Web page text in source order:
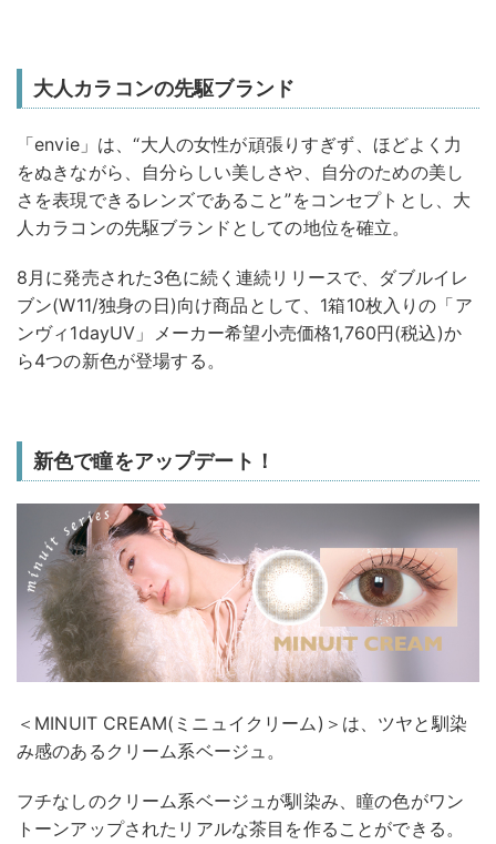
大人カラコンの先駆ブランド
「envie」は、“大人の女性が頑張りすぎず、ほどよく力
をぬきながら、自分らしい美しさや、自分のための美し
さを表現できるレンズであること”をコンセプトとし、大
人カラコンの先駆ブランドとしての地位を確立。
8月に発売された3色に続く連続リリースで、ダブルイレ
ブン(W11/独身の日)向け商品として、1箱10枚入りの「ア
ンヴィ1dayUV」メーカー希望小売価格1,760円(税込)か
ら4つの新色が登場する。
新色で瞳をアップデート！
＜MINUIT CREAM(ミニュイクリーム)＞は、ツヤと馴染
み感のあるクリーム系ベージュ。
フチなしのクリーム系ベージュが馴染み、瞳の色がワン
トーンアップされたリアルな茶目を作ることができる。